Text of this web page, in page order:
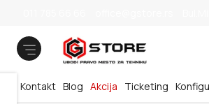
Blog Akcija
Kontakt Ticketing